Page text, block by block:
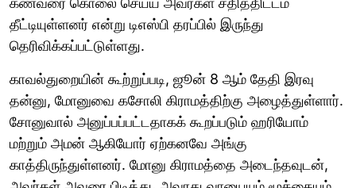
தீட்டியுள்ளனர் என்று டிஎஸ்பி தரப்பில் இருந்து
தெரிவிக்கப்பட்டுள்ளது.
காவல்துறையின் கூற்றுப்படி, ஜூன் 8 ஆம் தேதி இரவு
தன்னு, மோனுவை கசோலி கிராமத்திற்கு அழைத்துள்ளார்.
சோனுவால் அனுப்பப்பட்டதாகக் கூறப்படும் ஹரியோம்
மற்றும் அமன் ஆகியோர் ஏற்கனவே அங்கு
காத்திருந்துள்ளனர். மோனு கிராமத்தை அடைந்தவுடன்,